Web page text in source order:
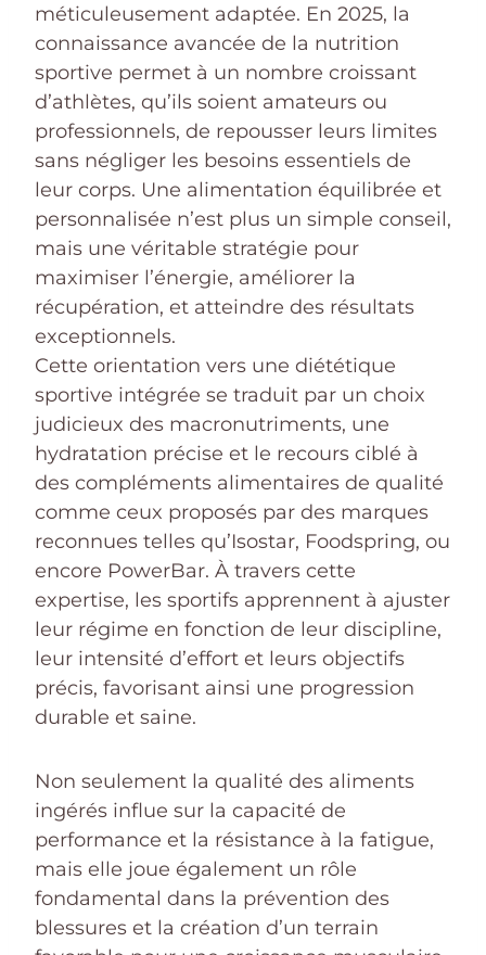
méticuleusement adaptée. En 2025, la
connaissance avancée de la nutrition
sportive permet à un nombre croissant
d’athlètes, qu’ils soient amateurs ou
professionnels, de repousser leurs limites
sans négliger les besoins essentiels de
leur corps. Une alimentation équilibrée et
personnalisée n’est plus un simple conseil,
mais une véritable stratégie pour
maximiser l’énergie, améliorer la
récupération, et atteindre des résultats
exceptionnels.
Cette orientation vers une diététique
sportive intégrée se traduit par un choix
judicieux des macronutriments, une
hydratation précise et le recours ciblé à
des compléments alimentaires de qualité
comme ceux proposés par des marques
reconnues telles qu’Isostar, Foodspring, ou
encore PowerBar. À travers cette
expertise, les sportifs apprennent à ajuster
leur régime en fonction de leur discipline,
leur intensité d’effort et leurs objectifs
précis, favorisant ainsi une progression
durable et saine.
Non seulement la qualité des aliments
ingérés influe sur la capacité de
performance et la résistance à la fatigue,
mais elle joue également un rôle
fondamental dans la prévention des
blessures et la création d’un terrain